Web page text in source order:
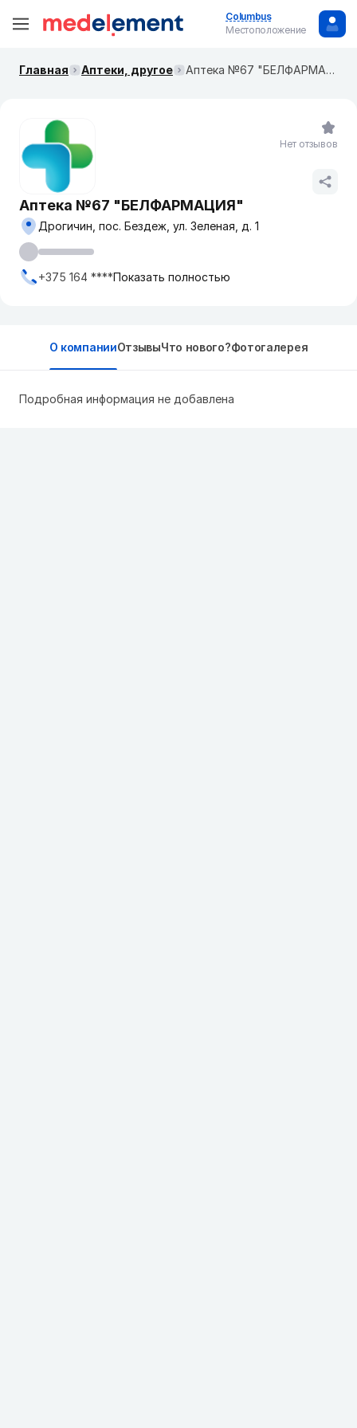
Columbus
Местоположение
Главная Аптеки, другое Аптека №67 "БЕЛФАРМАЦИЯ"
Аптека №67 "БЕЛФАРМАЦИЯ"
Дрогичин, пос. Бездеж, ул. Зеленая, д. 1
+375 164 ****Показать полностью
Нет отзывов
О компанииОтзывыЧто нового?Фотогалерея
Подробная информация не добавлена